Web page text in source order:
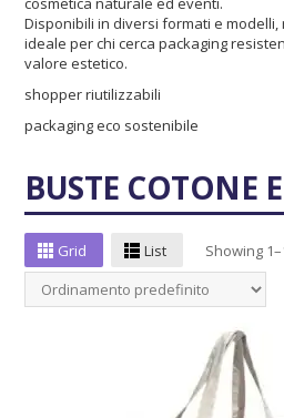
Disponibili in diversi formati e
ideale per chi cerca packaging
valore estetico.
shopper riutilizzabili
packaging eco sostenibile
BUSTE COTONE
Grid List Showing